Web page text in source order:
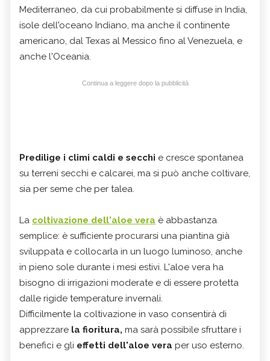
Mediterraneo, da cui probabilmente si diffuse in India,
isole dell'oceano Indiano, ma anche il continente
americano, dal Texas al Messico fino al Venezuela, e
anche l'Oceania.
Continua a leggere dopo la pubblicità
Predilige i climi caldi e secchi e cresce spontanea
su terreni secchi e calcarei, ma si può anche coltivare,
sia per seme che per talea.
La coltivazione dell'aloe vera è abbastanza
semplice: è sufficiente procurarsi una piantina già
sviluppata e collocarla in un luogo luminoso, anche
in pieno sole durante i mesi estivi. L'aloe vera ha
bisogno di irrigazioni moderate e di essere protetta
dalle rigide temperature invernali.
Difficilmente la coltivazione in vaso consentirà di
apprezzare la fioritura, ma sarà possibile sfruttare i
benefici e gli effetti dell'aloe vera per uso esterno.